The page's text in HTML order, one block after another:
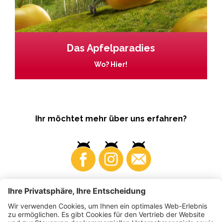
Das Apfelparadies
Wo? Hier!
Ihr möchtet mehr über uns erfahren?
Business Produzenten